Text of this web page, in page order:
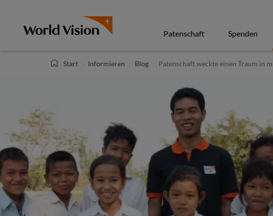
Patenschaft Spenden
Start Informieren Blog Patenschaft weckte einen Traum in